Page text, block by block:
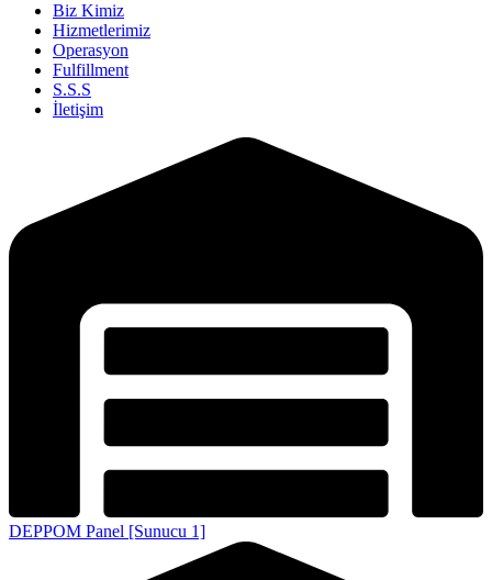
Biz Kimiz
Hizmetlerimiz
Operasyon
Fulfillment
S.S.S
İletişim
DEPPOM Panel [Sunucu 1]